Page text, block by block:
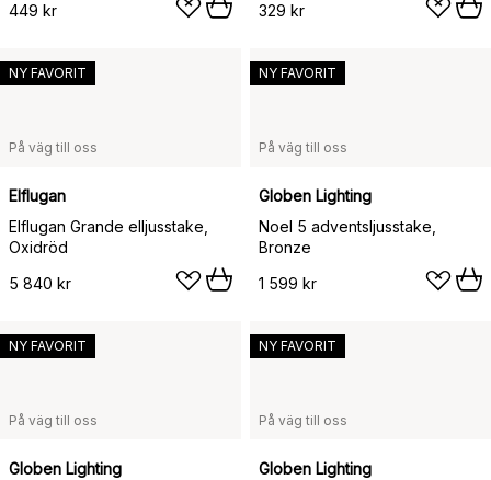
449 kr 329 kr
På väg till oss
Elflugan
Elflugan Grande elljusstake,
Oxidröd
5 840 kr
NY FAVORIT
På väg till oss
Globen Lighting
Noel 5 adventsljusstake,
Bronze
1 599 kr
NY FAVORIT
På väg till oss
Globen Lighting
NY FAVORIT
På väg till oss
Globen Lighting
NY FAVORIT